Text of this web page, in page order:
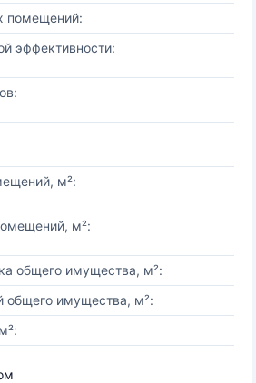
помещений:
эффективности:
м²:
м²:
общего имущества, м²:
имущества, м²: